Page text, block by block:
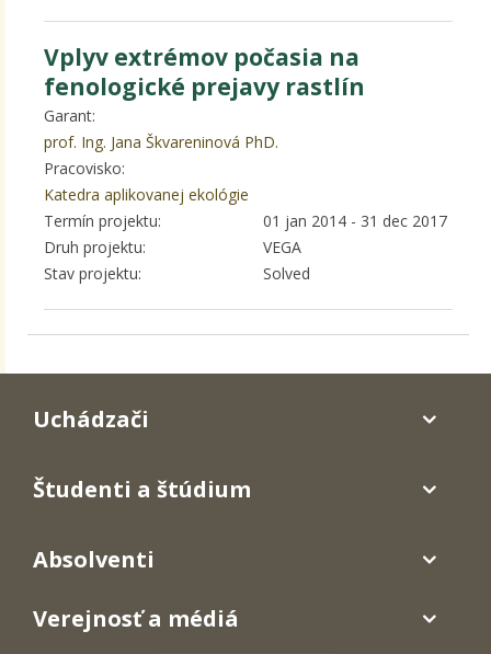
Vplyv extrémov počasia na
fenologické prejavy rastlín
Garant:
prof. Ing. Jana Škvareninová PhD.
Pracovisko:
Katedra aplikovanej ekológie
Termín projektu:
01 jan 2014 - 31 dec 2017
Druh projektu:
VEGA
Stav projektu:
Solved
Uchádzači
Študenti a štúdium
Absolventi
Verejnosť a médiá